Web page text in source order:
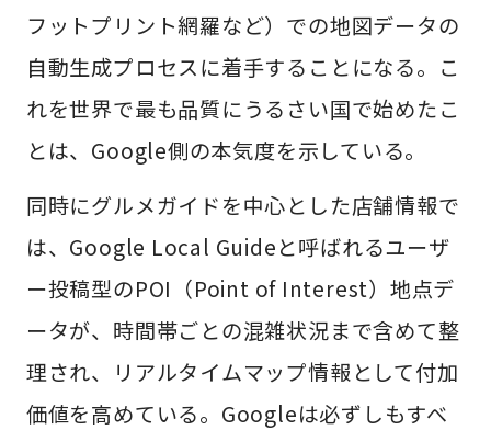
フットプリント網羅など）での地図データの
自動生成プロセスに着手することになる。こ
れを世界で最も品質にうるさい国で始めたこ
とは、Google側の本気度を示している。
同時にグルメガイドを中心とした店舗情報で
は、Google Local Guideと呼ばれるユーザ
ー投稿型のPOI（Point of Interest）地点デ
ータが、時間帯ごとの混雑状況まで含めて整
理され、リアルタイムマップ情報として付加
価値を高めている。Googleは必ずしもすべ